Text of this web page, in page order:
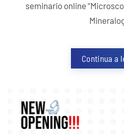
seminario online
Continua a